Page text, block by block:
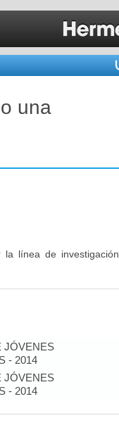
una
la línea de investigación
JÓVENES
- 2014
JÓVENES
- 2014